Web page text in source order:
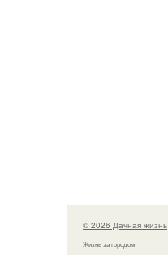
© 2026 Дачная жизнь
Жизнь за городом